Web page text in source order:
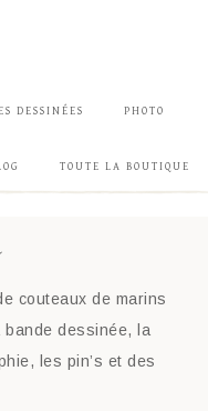
DESSINÉES PHOTO
TOUTE LA BOUTIQUE
couteaux de marins
dessinée, la
les pin’s et des